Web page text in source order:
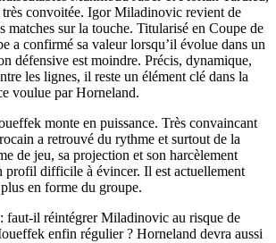
très convoitée. Igor Miladinovic revient de
matches sur la touche. Titularisé en Coupe de
a confirmé sa valeur lorsqu’il évolue dans un
défensive est moindre. Précis, dynamique,
les lignes, il reste un élément clé dans la
voulue par Horneland.
monte en puissance. Très convaincant
a retrouvé du rythme et surtout de la
de jeu, sa projection et son harcèlement
profil difficile à évincer. Il est actuellement
en forme du groupe.
faut-il réintégrer Miladinovic au risque de
enfin régulier ? Horneland devra aussi